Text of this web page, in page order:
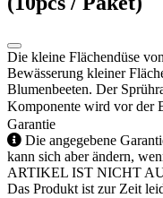
Die kleine Flächendüse
Bewässerung kleiner
Blumenbeeten. Der
Komponente wird vor der
Garantie
Die angegebene
kann sich aber ändern,
ARTIKEL IST NICHT
Das Produkt ist zur Zeit